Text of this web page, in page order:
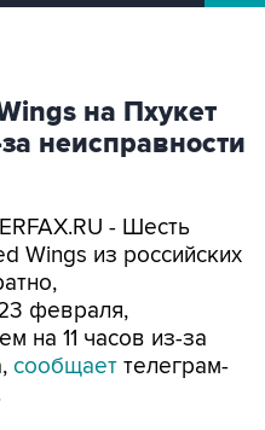
на Пхукет
неисправности
- Шесть
Wings из российских
февраля,
на 11 часов из-за
сообщает телеграм-